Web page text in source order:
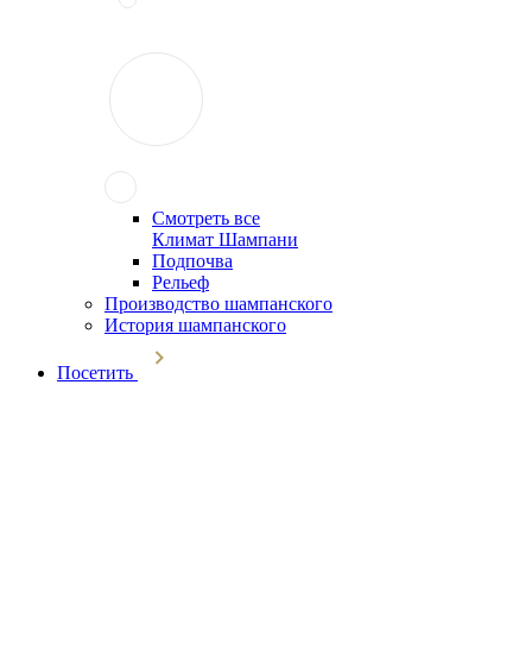
Смотреть все
Климат Шампани
Подпочва
Рельеф
Производство шампанского
История шампанского
Посетить